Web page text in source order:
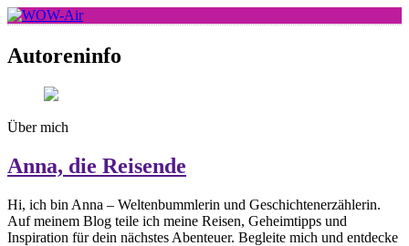
Skip
to
content
WOW-Air
Autoreninfo
Über mich
Anna, die Reisende
Hi, ich bin Anna – Weltenbummlerin und Geschichtenerzählerin.
Auf meinem Blog teile ich meine Reisen, Geheimtipps und
Inspiration für dein nächstes Abenteuer. Begleite mich und entdecke